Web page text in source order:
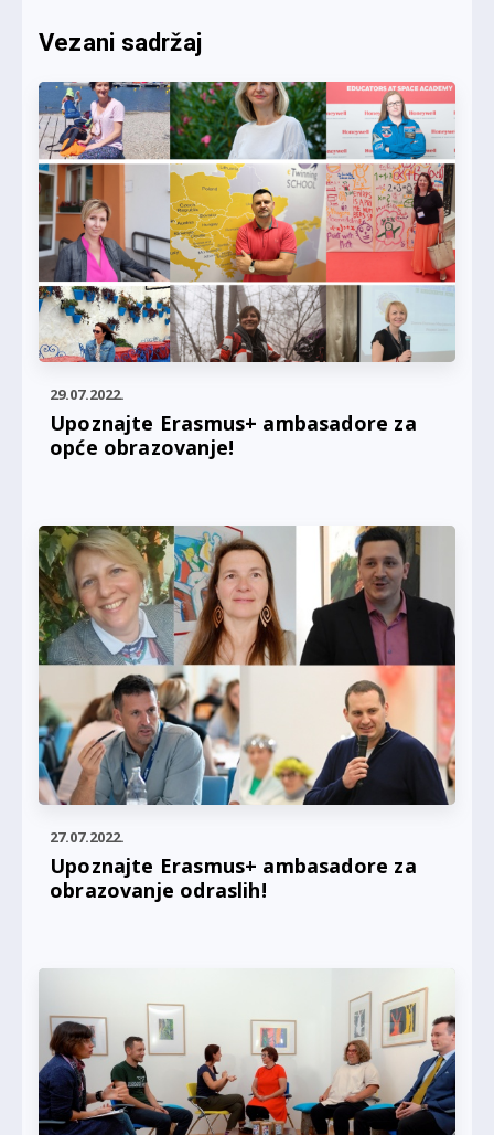
Vezani sadržaj
29.07.2022.
Upoznajte Erasmus+ ambasadore za
opće obrazovanje!
27.07.2022.
Upoznajte Erasmus+ ambasadore za
obrazovanje odraslih!